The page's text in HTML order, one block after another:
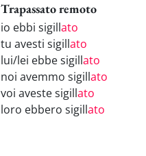
Trapassato remoto
io ebbi sigillato
tu avesti sigillato
lui/lei ebbe sigillato
noi avemmo sigillato
voi aveste sigillato
loro ebbero sigillato